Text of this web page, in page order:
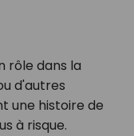
rôle dans la
d'autres
une histoire de
à risque.